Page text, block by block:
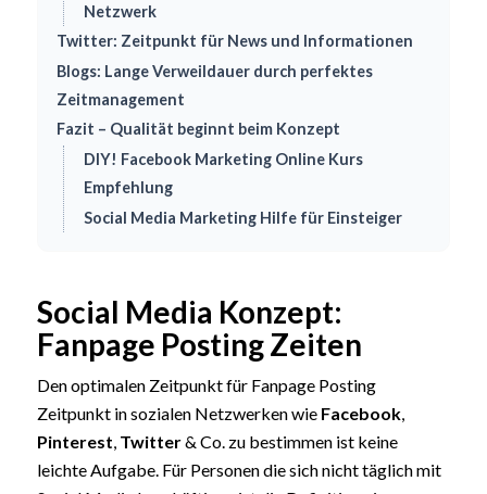
Netzwerk
Twitter: Zeitpunkt für News und Informationen
Blogs: Lange Verweildauer durch perfektes
Zeitmanagement
Fazit – Qualität beginnt beim Konzept
DIY! Facebook Marketing Online Kurs
Empfehlung
Social Media Marketing Hilfe für Einsteiger
Social Media Konzept:
Fanpage Posting Zeiten
Den optimalen Zeitpunkt für Fanpage Posting
Zeitpunkt in sozialen Netzwerken wie Facebook,
Pinterest, Twitter& Co. zu bestimmen ist keine
leichte Aufgabe. Für Personen die sich nicht täglich mit